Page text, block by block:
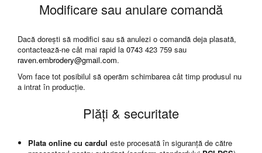
Match-uri de cuplu
Ready To Ship
Modificare sau anulare comandă
Dacă dorești să modifici sau să anulezi o comandă deja plasată,
contactează-ne cât mai rapid la 0743 423 759 sau
raven.embrodery@gmail.com.
Vom face tot posibilul să operăm schimbarea cât timp produsul nu
a intrat în producție.
Plăți & securitate
Plata online cu cardul este procesată în siguranță de către